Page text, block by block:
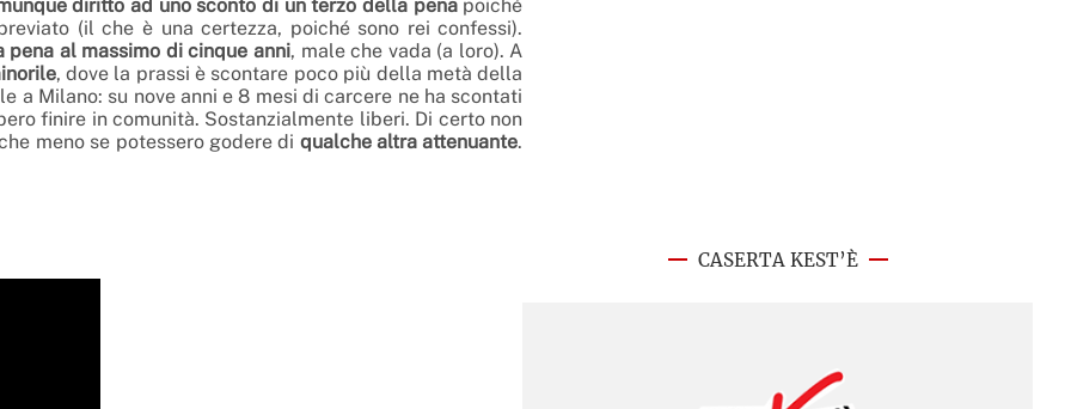
diritto ad uno sconto di un terzo della penapoiché
(il che è una certezza, poiché sono rei confessi).
pena al massimo di cinque anni, male che vada (a loro). A
, dove la prassi è scontare poco più della metà della
a Milano: su nove anni e 8 mesi di carcere ne ha scontati
finire in comunità. Sostanzialmente liberi. Di certo non
meno se potessero godere di qualche altra attenuante.
CASERTA KEST’È